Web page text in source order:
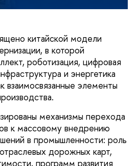
китайской модели
в которой
роботизация, цифровая
и энергетика
взаимосвязанные элементы
механизмы перехода
к массовому внедрению
в промышленности: роль
дорожных карт,
программ развития